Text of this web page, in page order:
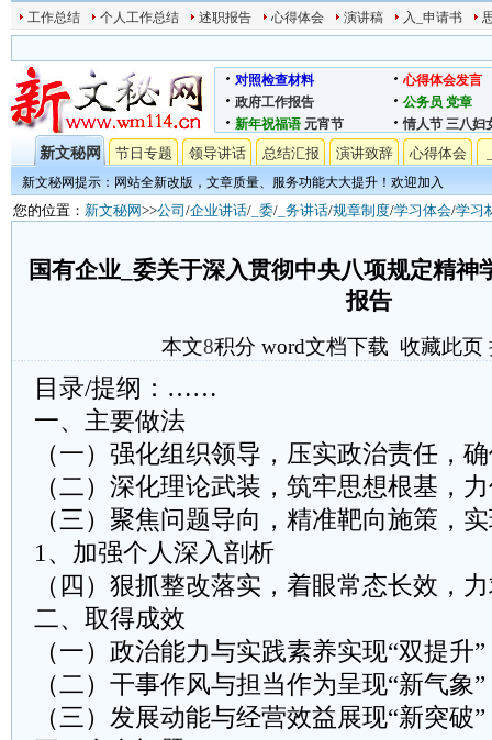
工作总结 个人工作总结 述职报告 心得体会 演讲稿 入_申请书
对照检查材料
心得体会发言
政府工作报告
公务员 党章
新年祝福语 元宵节 情人节 三八妇
新文秘网 节日专题 领导讲话 总结汇报 演讲致辞 心得体会
新文秘网提示：网站全新改版，文章质量、服务功能大大提升！欢迎加入
您的位置： 新文秘网>>公司 /企业讲话/ _委/ _务讲话/规章制度/学习体会/学习
国有企业_委关于深入贯彻中央八项规定精神
报告​
本文8积分 word文档下载 收藏此页
目录/提纲：……
一、主要做法
（一）强化组织领导，压实政治责任，
（二）深化理论武装，筑牢思想根基，
（三）聚焦问题导向，精准靶向施策，
1、加强个人深入剖析
（四）狠抓整改落实，着眼常态长效，
二、取得成效
（一）政治能力与实践素养实现“双提升”
（二）干事作风与担当作为呈现“新气象”
（三）发展动能与经营效益展现“新突破”